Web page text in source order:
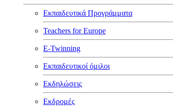
Εκπαιδευτικά Προγράμματα
Teachers for Europe
E-Twinning
Εκπαιδευτικοί όμιλοι
Εκδηλώσεις
Εκδρομές